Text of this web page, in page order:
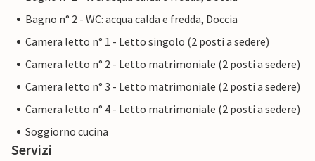
Bagno n° 2 - WC: acqua calda e fredda, Doccia
Camera letto n° 1 - Letto singolo (2 posti a sedere)
Camera letto n° 2 - Letto matrimoniale (2 posti a sedere)
Camera letto n° 3 - Letto matrimoniale (2 posti a sedere)
Camera letto n° 4 - Letto matrimoniale (2 posti a sedere)
Soggiorno cucina
Servizi